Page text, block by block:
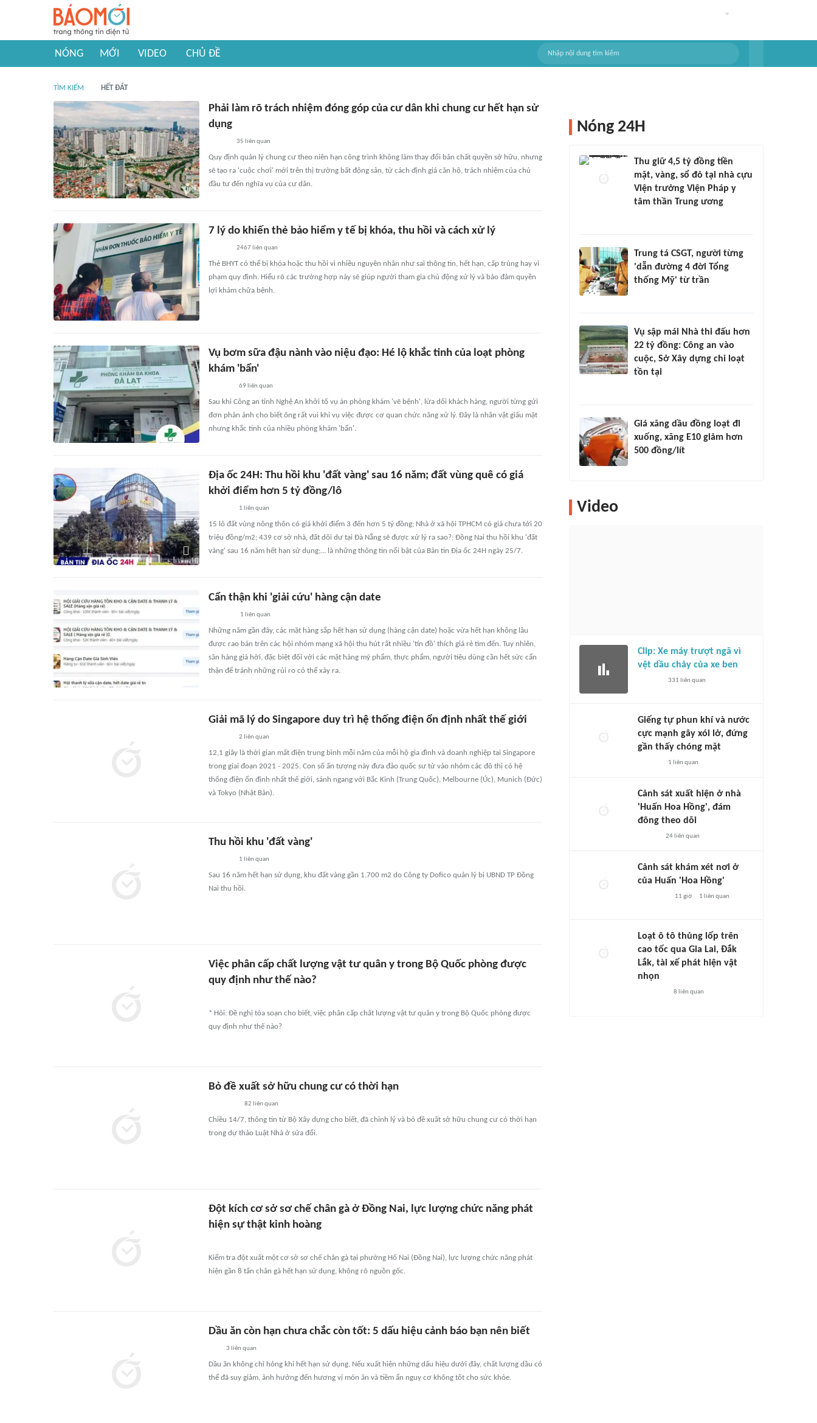
NÓNG MỚI VIDEO CHỦ ĐỀ
TÌM KIẾM HẾT ĐÁT
Phải làm rõ trách nhiệm đóng góp của cư dân khi chung cư hết hạn sử
dụng
35 liên quan
Quy định quản lý chung cư theo niên hạn công trình không làm thay đổi bản chất quyền sở hữu, nhưng
sẽ tạo ra 'cuộc chơi' mới trên thị trường bất động sản, từ cách định giá căn hộ, trách nhiệm của chủ
đầu tư đến nghĩa vụ của cư dân.
7 lý do khiến thẻ bảo hiểm y tế bị khóa, thu hồi và cách xử lý
2467liên quan
Thẻ BHYT có thể bị khóa hoặc thu hồi vì nhiều nguyên nhân như sai thông tin, hết hạn, cấp trùng hay vi
phạm quy định. Hiểu rõ các trường hợp này sẽ giúp người tham gia chủ động xử lý và bảo đảm quyền
lợi khám chữa bệnh.
Vụ bơm sữa đậu nành vào niệu đạo: Hé lộ khắc tinh của loạt phòng
khám 'bẩn'
69 liên quan
Sau khi Công an tỉnh Nghệ An khởi tố vụ án phòng khám 'vẽ bệnh', lừa dối khách hàng, người từng gửi
đơn phản ánh cho biết ông rất vui khi vụ việc được cơ quan chức năng xử lý. Đây là nhân vật giấu mặt
nhưng khắc tinh của nhiều phòng khám 'bẩn'.
Địa ốc 24H: Thu hồi khu 'đất vàng' sau 16 năm; đất vùng quê có giá
khởi điểm hơn 5 tỷ đồng/lô
1 liên quan
15 lô đất vùng nông thôn có giá khởi điểm 3 đến hơn 5 tỷ đồng; Nhà ở xã hội TPHCM có giá chưa tới 20
triệu đồng/m2; 439 cơ sở nhà, đất dôi dư tại Đà Nẵng sẽ được xử lý ra sao?; Đồng Nai thu hồi khu 'đất
vàng' sau 16 năm hết hạn sử dụng;... là những thông tin nổi bật của Bản tin Địa ốc 24H ngày 25/7.
Cẩn thận khi 'giải cứu' hàng cận date
1 liên quan
Những năm gần đây, các mặt hàng sắp hết hạn sử dụng (hàng cận date) hoặc vừa hết hạn không lâu
được rao bán trên các hội nhóm mạng xã hội thu hút rất nhiều 'tín đồ' thích giá rẻ tìm đến. Tuy nhiên,
săn hàng giá hời, đặc biệt đối với các mặt hàng mỹ phẩm, thực phẩm, người tiêu dùng cần hết sức cẩn
thận để tránh những rủi ro có thể xảy ra.
Giải mã lý do Singapore duy trì hệ thống điện ổn định nhất thế giới
2 liên quan
12,1 giây là thời gian mất điện trung bình mỗi năm của mỗi hộ gia đình và doanh nghiệp tại Singapore
trong giai đoạn 2021 - 2025. Con số ấn tượng này đưa đảo quốc sư tử vào nhóm các đô thị có hệ
thống điện ổn định nhất thế giới, sánh ngang với Bắc Kinh (Trung Quốc), Melbourne (Úc), Munich (Đức)
và Tokyo (Nhật Bản).
Thu hồi khu 'đất vàng'
1 liên quan
Sau 16 năm hết hạn sử dụng, khu đất vàng gần 1.700 m2 do Công ty Dofico quản lý bị UBND TP Đồng
Nai thu hồi.
Việc phân cấp chất lượng vật tư quân y trong Bộ Quốc phòng được
quy định như thế nào?
* Hỏi: Đề nghị tòa soạn cho biết, việc phân cấp chất lượng vật tư quân y trong Bộ Quốc phòng được
quy định như thế nào?
Bỏ đề xuất sở hữu chung cư có thời hạn
82 liên quan
Chiều 14/7, thông tin từ Bộ Xây dựng cho biết, đã chỉnh lý và bỏ đề xuất sở hữu chung cư có thời hạn
trong dự thảo Luật Nhà ở sửa đổi.
Đột kích cơ sở sơ chế chân gà ở Đồng Nai, lực lượng chức năng phát
hiện sự thật kinh hoàng
Kiểm tra đột xuất một cơ sở sơ chế chân gà tại phường Hố Nai (Đồng Nai), lực lượng chức năng phát
hiện gần 8 tấn chân gà hết hạn sử dụng, không rõ nguồn gốc.
Dầu ăn còn hạn chưa chắc còn tốt: 5 dấu hiệu cảnh báo bạn nên biết
3 liên quan
Dầu ăn không chỉ hỏng khi hết hạn sử dụng. Nếu xuất hiện những dấu hiệu dưới đây, chất lượng dầu có
thể đã suy giảm, ảnh hưởng đến hương vị món ăn và tiềm ẩn nguy cơ không tốt cho sức khỏe.
Nóng 24H
Thu giữ 4,5 tỷ đồng tiền
mặt, vàng, sổ đỏ tại nhà cựu
Viện trưởng Viện Pháp y
tâm thần Trung ương
Trung tá CSGT, người từng
'dẫn đường 4 đời Tổng
thống Mỹ' từ trần
Vụ sập mái Nhà thi đấu hơn
22 tỷ đồng: Công an vào
cuộc, Sở Xây dựng chỉ loạt
tồn tại
Giá xăng dầu đồng loạt đi
xuống, xăng E10 giảm hơn
500 đồng/lít
Video
Clip: Xe máy trượt ngã vì
vệt dầu chảy của xe ben
331 liên quan
Giếng tự phun khí và nước
cực mạnh gây xói lở, đứng
gần thấy chóng mặt
1 liên quan
Cảnh sát xuất hiện ở nhà
'Huấn Hoa Hồng', đám
đông theo dõi
24liên quan
Cảnh sát khám xét nơi ở
của Huấn 'Hoa Hồng'
11 giờ 1 liên quan
Loạt ô tô thủng lốp trên
cao tốc qua Gia Lai, Đắk
Lắk, tài xế phát hiện vật
nhọn
8 liên quan